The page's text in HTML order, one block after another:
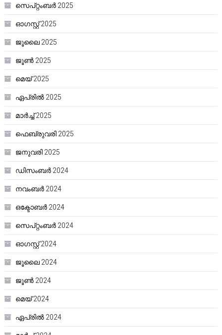
സെപ്റ്റംബർ 2025
ഓഗസ്റ്റ്‌ 2025
ജൂലൈ 2025
ജൂൺ 2025
മെയ്‌ 2025
ഏപ്രിൽ 2025
മാർച്ച്‌ 2025
ഫെബ്രുവരി 2025
ജനുവരി 2025
ഡിസംബർ 2024
നവംബർ 2024
ഒക്ടോബർ 2024
സെപ്റ്റംബർ 2024
ഓഗസ്റ്റ്‌ 2024
ജൂലൈ 2024
ജൂൺ 2024
മെയ്‌ 2024
ഏപ്രിൽ 2024